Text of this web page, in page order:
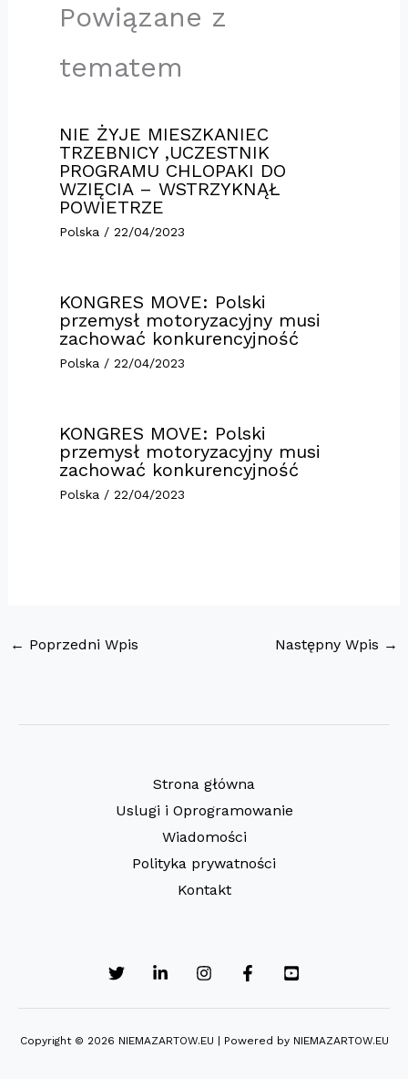
Powiązane z
tematem
NIE ŻYJE MIESZKANIEC
TRZEBNICY ,UCZESTNIK
PROGRAMU CHLOPAKI DO
WZIĘCIA – WSTRZYKNĄŁ
POWIETRZE
Polska/ 22/04/2023
KONGRES MOVE: Polski
przemysł motoryzacyjny musi
zachować konkurencyjność
Polska/ 22/04/2023
KONGRES MOVE: Polski
przemysł motoryzacyjny musi
zachować konkurencyjność
Polska/ 22/04/2023
← Poprzedni Wpis Następny Wpis →
Strona główna
Uslugi i Oprogramowanie
Wiadomości
Polityka prywatności
Kontakt
Copyright © 2026 NIEMAZARTOW.EU | Powered by NIEMAZARTOW.EU